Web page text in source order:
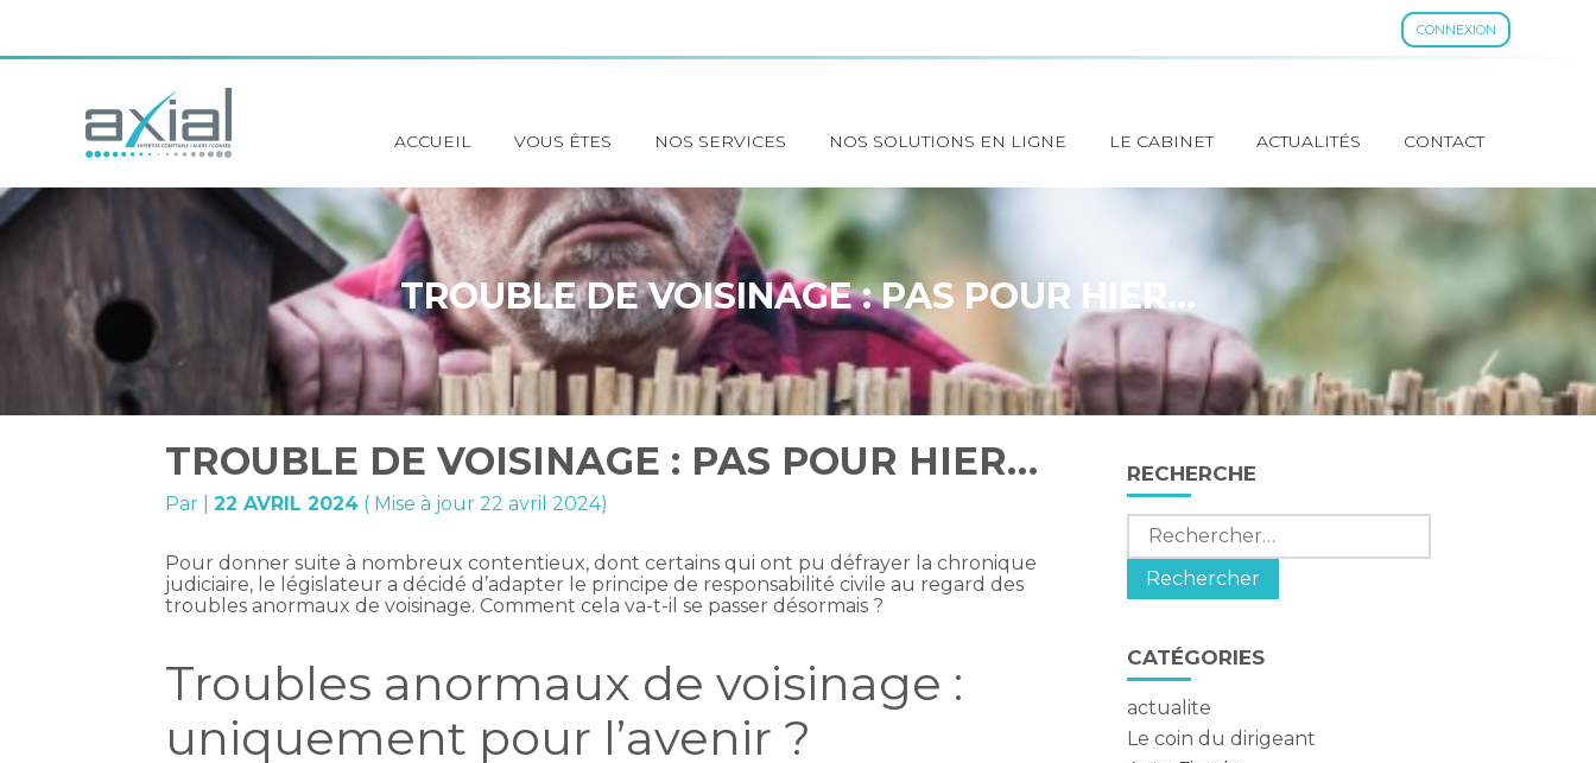
CONNEXION
au
contenu
Principal
ACCUEIL VOUS ÊTES NOS SERVICES NOS SOLUTIONS EN LIGNE LE CABINET ACTUALITÉS CONTACT
TROUBLE DE VOISINAGE : PAS POUR HIER…
TROUBLE DE VOISINAGE : PAS POUR HIER…
Par |22 AVRIL 2024 ( Mise à jour 22 avril 2024)
Pour donner suite à nombreux contentieux, dont certains qui ont pu défrayer la chronique
judiciaire, le législateur a décidé d’adapter le principe de responsabilité civile au regard des
troubles anormaux de voisinage. Comment cela va-t-il se passer désormais ?
Troubles anormaux de voisinage :
uniquement pour l’avenir ?
Blog
sidebar
RECHERCHE
Rechercher :
CATÉGORIES
actualite
Le coin du dirigeant